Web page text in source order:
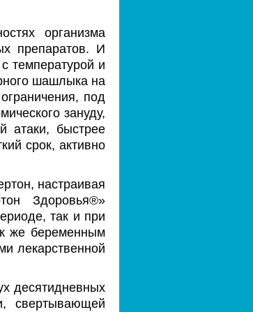
организма
препаратов. И
температурой и
шашлыка на
под
зануду,
атаки, быстрее
срок, активно
настраивая
Здоровья®»
так и при
же беременным
лекарственной
десятидневных
свертывающей